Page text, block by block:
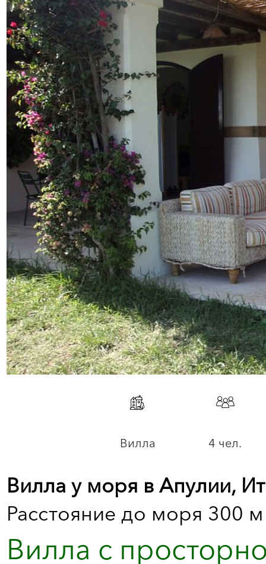
Вилла 4 чел.
Вилла у моря в Апулии,
Расстояние до моря 300 м
Вилла с